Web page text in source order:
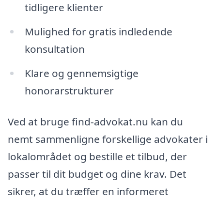
tidligere klienter
Mulighed for gratis indledende
konsultation
Klare og gennemsigtige
honorarstrukturer
Ved at bruge find-advokat.nu kan du
nemt sammenligne forskellige advokater i
lokalområdet og bestille et tilbud, der
passer til dit budget og dine krav. Det
sikrer, at du træffer en informeret